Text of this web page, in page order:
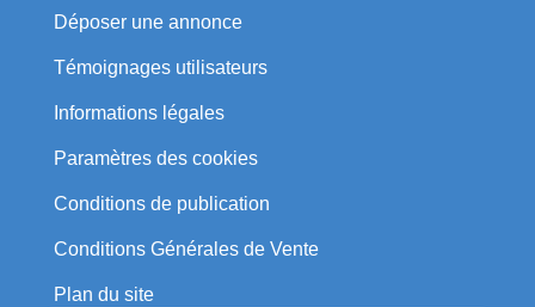
Déposer une annonce
Témoignages utilisateurs
Informations légales
Paramètres des cookies
Conditions de publication
Conditions Générales de Vente
Plan du site